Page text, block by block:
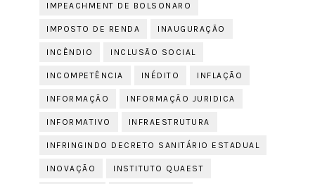
IMPEACHMENT DE BOLSONARO
IMPOSTO DE RENDA INAUGURAÇÃO
INCÊNDIO INCLUSÃO SOCIAL
INCOMPETÊNCIA INÉDITO INFLAÇÃO
INFORMAÇÃO INFORMAÇÃO JURIDICA
INFORMATIVO INFRAESTRUTURA
INFRINGINDO DECRETO SANITÁRIO ESTADUAL
INOVAÇÃO INSTITUTO QUAEST